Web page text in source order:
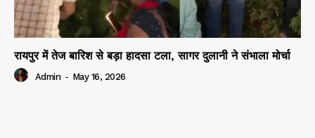
रायपुर में तेज बारिश से बड़ा हादसा टला, सागर दुलानी ने संभाला मोर्चा
Admin - May 16, 2026